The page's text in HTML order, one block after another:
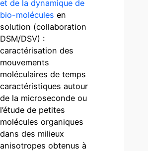
et de la dynamique de
bio-molécules en
solution (collaboration
DSM/DSV) :
caractérisation des
mouvements
moléculaires de temps
caractéristiques autour
de la microseconde ou
l’étude de petites
molécules organiques
dans des milieux
anisotropes obtenus à